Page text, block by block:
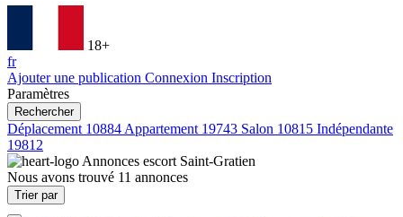
18+
fr
Ajouter une publication Connexion Inscription
Paramètres
Rechercher
Déplacement 10884 Appartement 19743 Salon 10815 Indépendante
19812
Annonces escort Saint-Gratien
Nous avons trouvé 11 annonces
Trier par